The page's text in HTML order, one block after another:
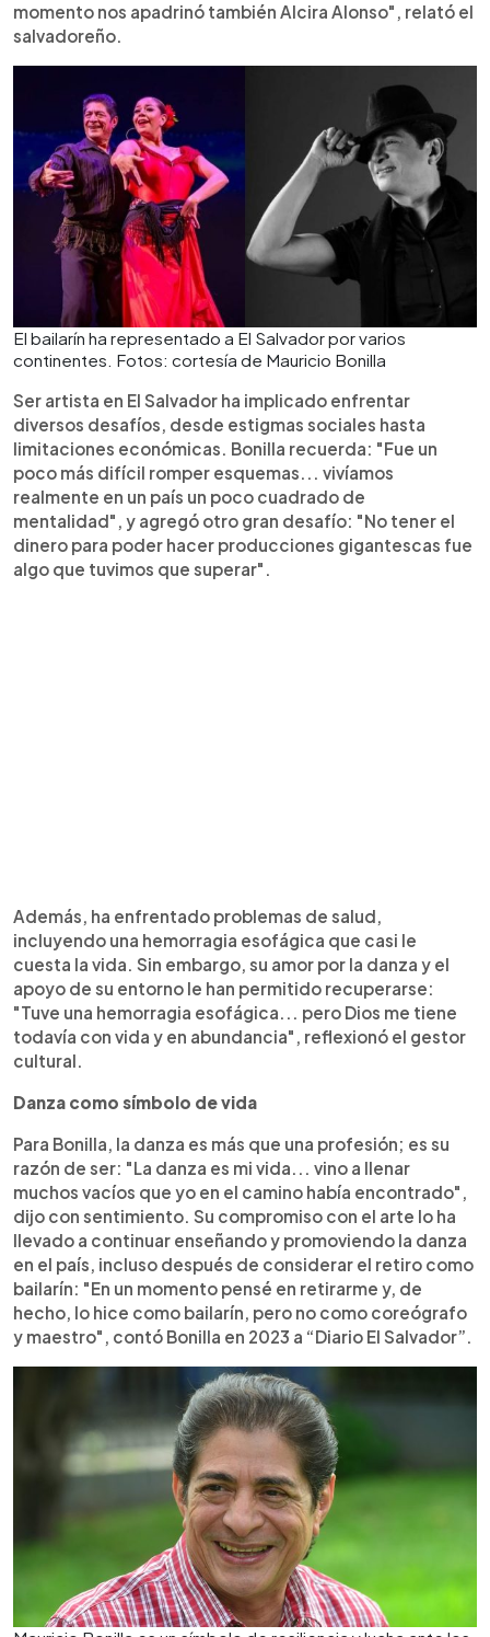
momento nos apadrinó también Alcira Alonso", relató el
salvadoreño.
El bailarín ha representado a El Salvador por varios
continentes. Fotos: cortesía de Mauricio Bonilla
Ser artista en El Salvador ha implicado enfrentar
diversos desafíos, desde estigmas sociales hasta
limitaciones económicas. Bonilla recuerda: "Fue un
poco más difícil romper esquemas... vivíamos
realmente en un país un poco cuadrado de
mentalidad", y agregó otro gran desafío: "No tener el
dinero para poder hacer producciones gigantescas fue
algo que tuvimos que superar".
Además, ha enfrentado problemas de salud,
incluyendo una hemorragia esofágica que casi le
cuesta la vida. Sin embargo, su amor por la danza y el
apoyo de su entorno le han permitido recuperarse:
"Tuve una hemorragia esofágica... pero Dios me tiene
todavía con vida y en abundancia", reflexionó el gestor
cultural.
Danza como símbolo de vida
Para Bonilla, la danza es más que una profesión; es su
razón de ser: "La danza es mi vida... vino a llenar
muchos vacíos que yo en el camino había encontrado",
dijo con sentimiento. Su compromiso con el arte lo ha
llevado a continuar enseñando y promoviendo la danza
en el país, incluso después de considerar el retiro como
bailarín: "En un momento pensé en retirarme y, de
hecho, lo hice como bailarín, pero no como coreógrafo
y maestro", contó Bonilla en 2023 a “Diario El Salvador”.